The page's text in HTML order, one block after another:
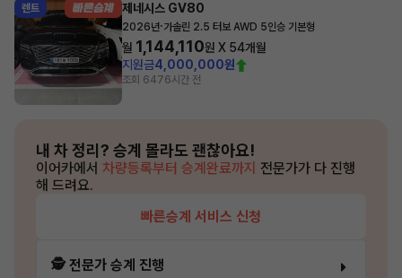
렌트 제네시스 GV80
2026년·가솔린 2.5 터보 AWD 5인승 기본형
월 1,144,110원 X 54개월
지원금4,000,000원
조회 6476시간 전
내 차 정리? 승계 몰라도 괜찮아요!
이어카에서 차량등록부터 승계완료까지 전문가가 다 진행
해 드려요.
빠른승계 서비스 신청
🕵️ 전문가 승계 진행